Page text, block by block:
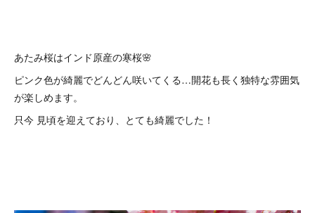
あたみ桜はインド原産の寒桜🌸
ピンク色が綺麗でどんどん咲いてくる…開花も長く独特な雰囲気
が楽しめます。
只今 見頃を迎えており、とても綺麗でした！